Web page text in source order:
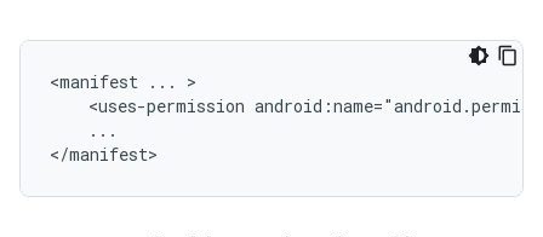
<manifest ...
<uses-permission
...
</manifest>